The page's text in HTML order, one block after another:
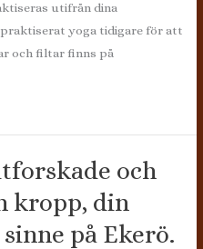
utifrån dina
yoga tidigare för att
och filtar finns på
och
kropp, din
på Ekerö.